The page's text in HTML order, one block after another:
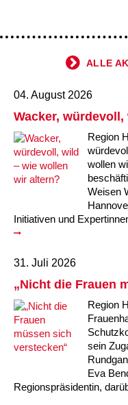
Familienzentrum
Hör- und
ALLE
04. August 2026
Wacker,
Region
wollen
Weisen
Initiativen und
31. Juli 2026
„Nicht die Frauen
Region
sein
Eva
Regionspräsidentin,